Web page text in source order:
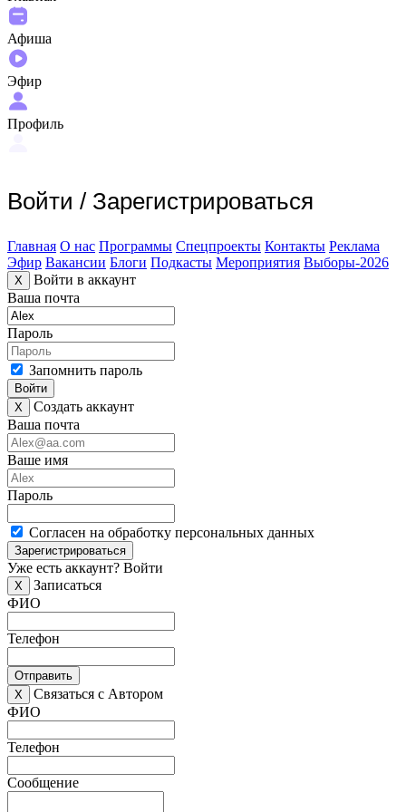
Афиша
Эфир
Профиль
Войти / Зарегистрироваться
Главная О нас Программы Спецпроекты Контакты Реклама
Эфир Вакансии Блоги Подкасты Мероприятия Выборы-2026
X
Войти в аккаунт
Ваша почта
Пароль
Запомнить пароль
Войти
X
Создать аккаунт
Ваша почта
Ваше имя
Пароль
Согласен на обработку персональных данных
Зарегистрироваться
Уже есть аккаунт? Войти
X
Записаться
ФИО
Телефон
Отправить
X
Связаться с Автором
ФИО
Телефон
Сообщение